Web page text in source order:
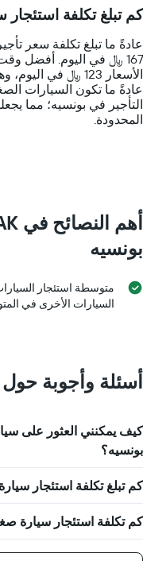
categories.
chart
has
1
Y
axis
displaying
كم تبلغ تكلفة
عادةً ما تبلغ تكلفة سعر
167 ﷼ في اليوم. أفضل
التأجير في بونسيه؛ مما
المحدودة.
بونسيه
السيارات الأخرى في
أسئلة وأجوبة
كيف يمكنني العثور على
بونسيه؟
كم تبلغ تكلفة استئجار
كم تكلفة استئجار سيارة